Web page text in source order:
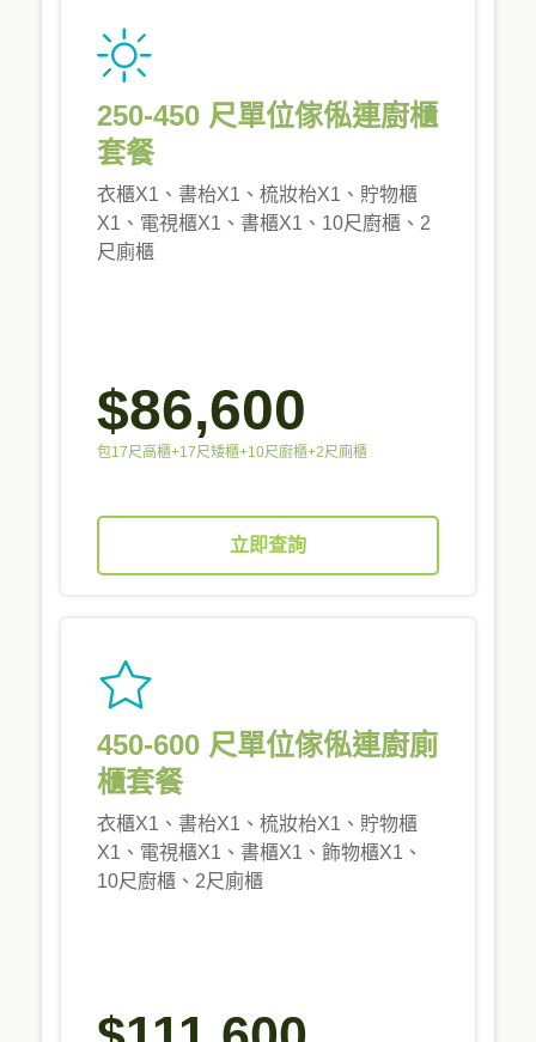
250-450 尺單位傢俬連廚櫃
套餐
衣櫃X1、書枱X1、梳妝枱X1、貯物櫃
X1、電視櫃X1、書櫃X1、10尺廚櫃、2
尺廁櫃
$86,600
包17尺高櫃+17尺矮櫃+10尺廚櫃+2尺廁櫃
立即查詢
450-600 尺單位傢俬連廚廁
櫃套餐
衣櫃X1、書枱X1、梳妝枱X1、貯物櫃
X1、電視櫃X1、書櫃X1、飾物櫃X1、
10尺廚櫃、2尺廁櫃